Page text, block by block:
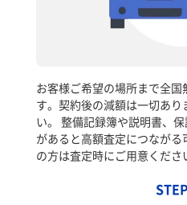
お客様ご希望の場所まで全
す。契約後の減額は一切あ
い。 整備記録簿や説明書、
があると高額査定につなが
の方は査定時にご用意くださ
STEP